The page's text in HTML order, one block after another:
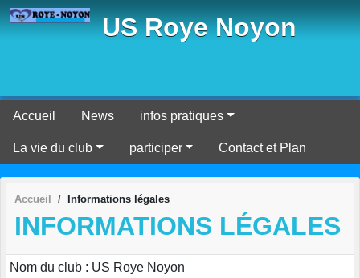
US Roye Noyon
Accueil News infos pratiques
La vie du club participer Contact et Plan
Accueil Informations légales
INFORMATIONS LÉGALES
Nom du club : US Roye Noyon
Panneau de gestion des cookies